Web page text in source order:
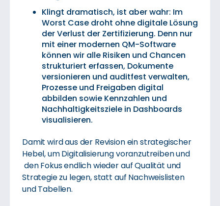
Klingt dramatisch, ist aber wahr: Im
Worst Case droht ohne digitale Lösung
der Verlust der Zertifizierung. Denn nur
mit einer modernen QM-Software
können wir alle Risiken und Chancen
strukturiert erfassen, Dokumente
versionieren und auditfest verwalten,
Prozesse und Freigaben digital
abbilden sowie Kennzahlen und
Nachhaltigkeitsziele in Dashboards
visualisieren.
Damit wird aus der Revision ein strategischer
Hebel, um Digitalisierung voranzutreiben und
den Fokus endlich wieder auf Qualität und
Strategie zu legen, statt auf Nachweislisten
und Tabellen.